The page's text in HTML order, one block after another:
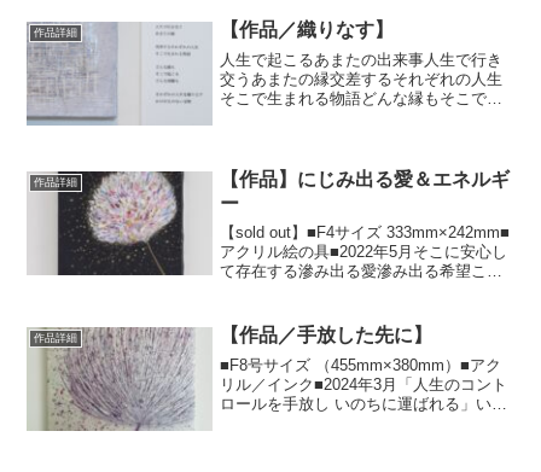
作品詳細 【作品／織りなす】
人生で起こるあまたの出来事人生で行き
交うあまたの縁交差するそれぞれの人生
そこで生まれる物語どんな縁もそこで起
く広がるものもあれば深ま...
作品詳細
【作品】にじみ出る愛＆エネルギ
ー
【sold out】■F4サイズ 333mm×242mm■
アクリル絵の具■2022年5月⁡そこに安心し
て存在する滲み出る愛滲み出る希望これ
怖かった価値観を手放せたと同時...
作品詳細 【作品／手放した先に】
■F8号サイズ （455mm×380mm）■アク
リル／インク■2024年3月「人生のコント
ロールを手放し いのちに運ばれる」いの